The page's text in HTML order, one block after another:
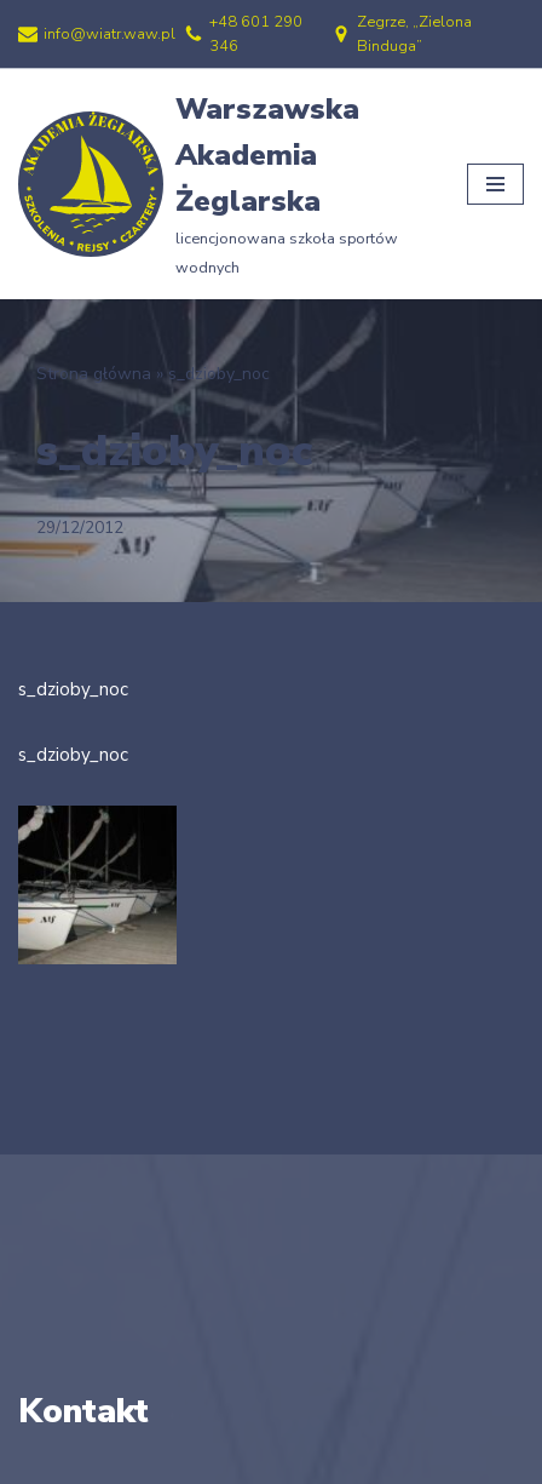
Przejdź
treści
info@wiatr.waw.pl
+48 601 290
346
Zegrze, „Zielona
Binduga”
Warszawska
Akademia
Żeglarska
licencjonowana szkoła sportów
wodnych
Strona główna » s_dzioby_noc
s_dzioby_noc
29/12/2012
s_dzioby_noc
s_dzioby_noc
Kontakt